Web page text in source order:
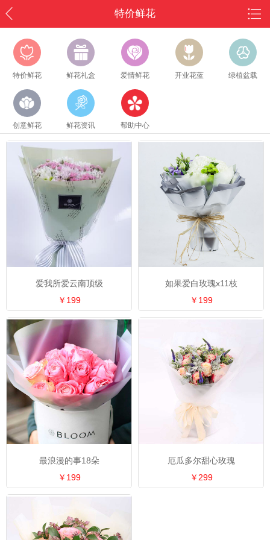
特价鲜花
特价鲜花 鲜花礼盒 爱情鲜花 开业花蓝 绿植盆载
创意鲜花 鲜花资讯 帮助中心
爱我所爱云南顶级
￥199
如果爱白玫瑰x11枝
￥199
最浪漫的事18朵
￥199
厄瓜多尔甜心玫瑰
￥299